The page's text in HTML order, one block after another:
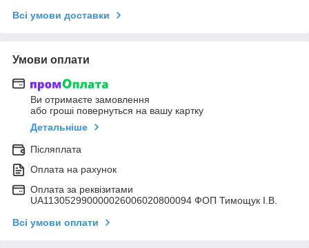
Всі умови доставки
Умови оплати
Ви отримаєте замовлення
або гроші повернуться на вашу картку
Детальніше
Післяплата
Оплата на рахунок
Оплата за реквізитами
UA113052990000026006020800094 ФОП Тимощук І.В.
Всі умови оплати